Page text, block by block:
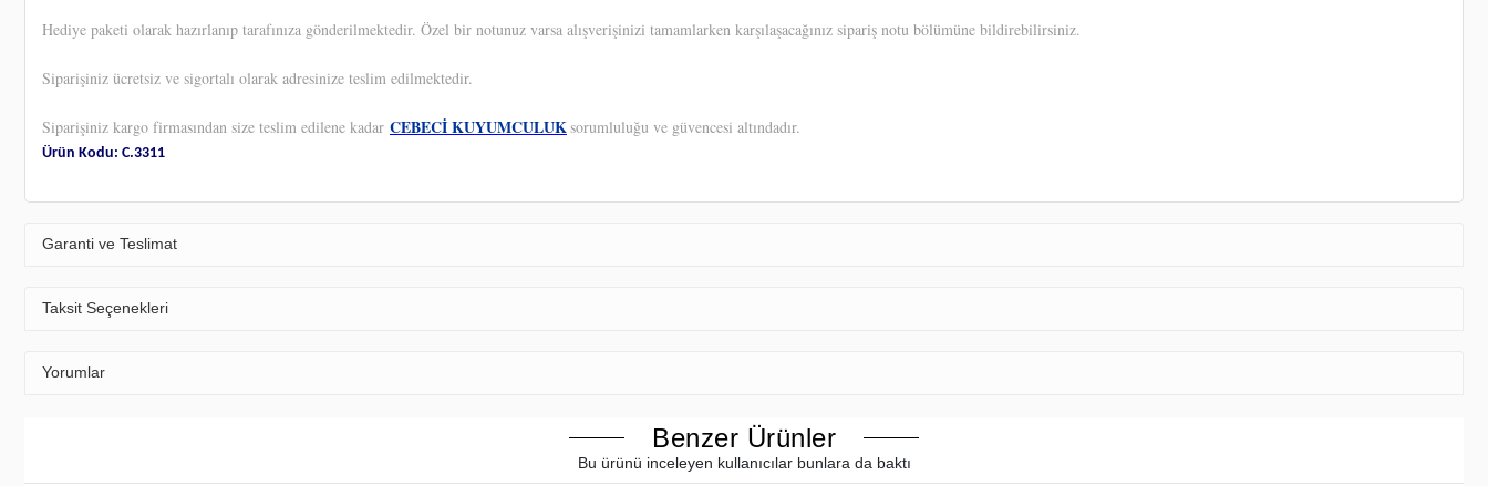
Hediye paketi olarak hazırlanıp tarafınıza gönderilmektedir. Özel bir notunuz varsa alışverişinizi tamamlarken karşılaşacağınız sipariş notu bölümüne bildirebilirsiniz.
Siparişiniz ücretsiz ve sigortalı olarak adresinize teslim edilmektedir.
Siparişiniz kargo firmasından size teslim edilene kadar CEBECİ KUYUMCULUKsorumluluğu ve güvencesi altındadır.
Ürün Kodu: C.3311
Garanti ve Teslimat
Taksit Seçenekleri
Yorumlar
Benzer Ürünler
Bu ürünü inceleyen kullanıcılar bunlara da baktı